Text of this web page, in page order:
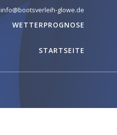
info@bootsverleih-glowe.de
WETTERPROGNOSE
STARTSEITE